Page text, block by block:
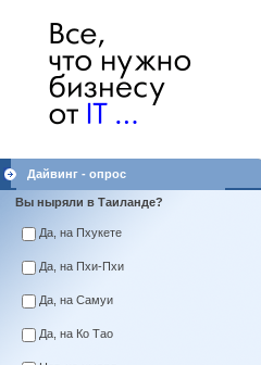
Дайвинг - опрос
Вы ныряли в Таиланде?
Да, на Пхукете
Да, на Пхи-Пхи
Да, на Самуи
Да, на Ко Тао